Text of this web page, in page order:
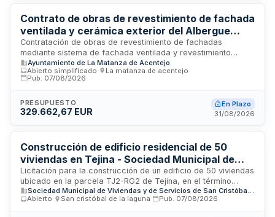
infraestructuras temporales y atención al público. La
prestación incluye cobertura integral de todas las zonas del
evento, equipamiento profesional, personal técnico
especializado y servicios complementarios necesarios para
el desarrollo correcto del evento.
Contrato de obras de revestimiento de fachada
ventilada y cerámica exterior del Albergue
Rural Juvenil de La Matanza de Acentejo
Contratación de obras de revestimiento de fachadas
mediante sistema de fachada ventilada y revestimiento
cerámico de gran formato para el Albergue Rural Juvenil
situado en La Matanza de Acentejo, Tenerife. Las obras
incluyen aislamiento, subestructura, barreras cortafuego,
de cinco plantas. El contratista deberá contar con personal
especializado y experiencia mínima de cinco años en obras
procedimiento de ejecución.
Ayuntamiento de La Matanza de Acentejo
Abierto simplificado
La matanza de acentejo
Pub. 07/08/2026
PRESUPUESTO
329.662,67 EUR
En Plazo
31/08/2026
Construcción de edificio residencial de 50
viviendas en Tejina - Sociedad Municipal de
Viviendas de San Cristóbal de La Laguna
Licitación para la construcción de un edificio de 50 viviendas
ubicado en la parcela TJ2-RG2 de Tejina, en el término
municipal de San Cristóbal de La Laguna, Tenerife. La obra
es promovida por la Sociedad Municipal de Viviendas y de
Sociedad Municipal de Viviendas y de Servicios de San Cristóbal de La Laguna
Abierto
San cristóbal de la laguna Pub. 07/08/2026